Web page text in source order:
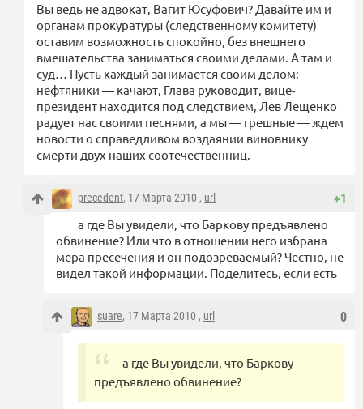
Вы ведь не адвокат, Вагит Юсуфович? Давайте им и
органам прокуратуры (следственному комитету)
оставим возможность спокойно, без внешнего
вмешательства заниматься своими делами. А там и
суд… Пусть каждый занимается своим делом:
нефтяники — качают, Глава руководит, вице-
президент находится под следствием, Лев Лещенко
радует нас своими песнями, а мы — грешные — ждем
новости о справедливом воздаянии виновнику
смерти двух наших соотечественниц.
+1
precedent, 17 Марта 2010 , url
а где Вы увидели, что Баркову предъявлено
обвинение? Или что в отношении него избрана
мера пресечения и он подозреваемый? Честно, не
видел такой информации. Поделитесь, если есть
0
suare, 17 Марта 2010 , url
а где Вы увидели, что Баркову
предъявлено обвинение?